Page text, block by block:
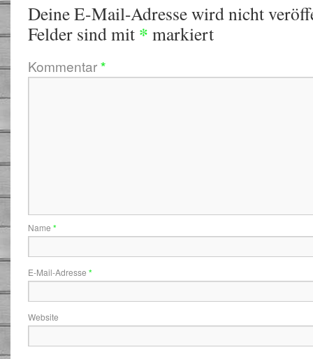
Deine E-Mail-Adresse wird nicht
Felder sind mit * markiert
Kommentar*
Name *
E-Mail-Adresse *
Website